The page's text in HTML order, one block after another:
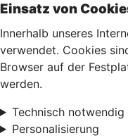
Einsatz von
Innerhalb unseres
verwendet. Cookies
Browser auf der
werden.
Technisch
Personalisierung